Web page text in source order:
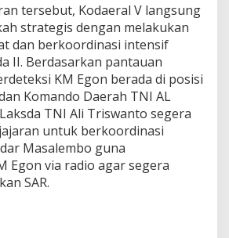
tersebut, Kodaeral V langsung
strategis dengan melakukan
dan berkoordinasi intensif
II. Berdasarkan pantauan
KM Egon berada di posisi
Komando Daerah TNI AL
TNI Ali Triswanto segera
untuk berkoordinasi
Masalembo guna
Egon via radio agar segera
SAR.